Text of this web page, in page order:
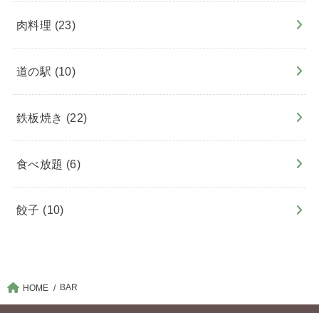
肉料理 (23)
道の駅 (10)
鉄板焼き (22)
食べ放題 (6)
餃子 (10)
HOME BAR